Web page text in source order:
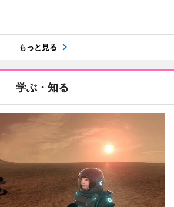
もっと見る
学ぶ・知る